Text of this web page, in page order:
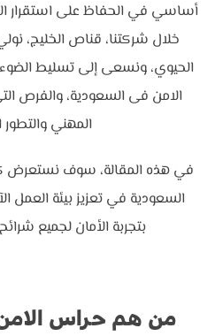
أساسي في الحفاظ على استقرار
خلال شركتنا، قناص الخليج،
الحيوي، ونسعى إلى تسليط
الامن فى السعودية، والفرص
المهني
في هذه المقالة، سوف
السعودية في تعزيز بيئة العمل
بتجربة الأمان لجميع
من هم حراس